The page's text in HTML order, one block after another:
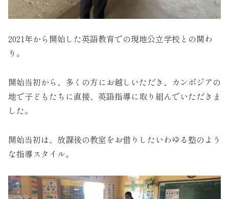
2021年から開始した英語教育での現地公立学校との関わ
り。
開始当初から、多くの方にお越しいただき、カンボジアの
地で子どもたちに直接、英語指導に取り組んでいただきま
した。
開始当初は、放課後の教室をお借りしたいわゆる塾のよう
な指導スタイル。